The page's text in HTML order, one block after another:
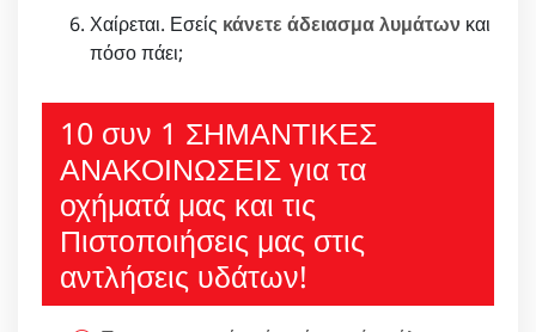
Χαίρεται. Εσείς κάνετε άδειασμα λυμάτων και
πόσο πάει;
10 συν 1 ΣΗΜΑΝΤΙΚΕΣ
ΑΝΑΚΟΙΝΩΣΕΙΣ για τα
οχήματά μας και τις
Πιστοποιήσεις μας στις
αντλήσεις υδάτων!